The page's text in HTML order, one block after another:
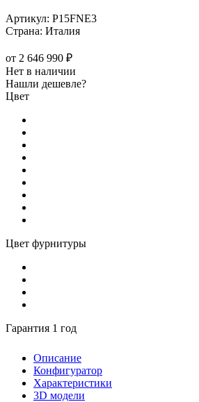
Артикул: P15FNE3
Страна: Италия
от 2 646 990 ₽
Нет в наличии
Нашли дешевле?
Цвет
Цвет фурнитуры
Гарантия 1 год
Описание
Конфигуратор
Характеристики
3D модели